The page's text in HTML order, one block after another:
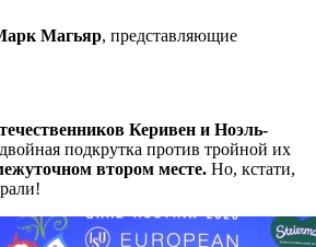
Магьяр, представляющие
Керивен и Ноэль-
подкрутка против тройной их
втором месте. Но, кстати,